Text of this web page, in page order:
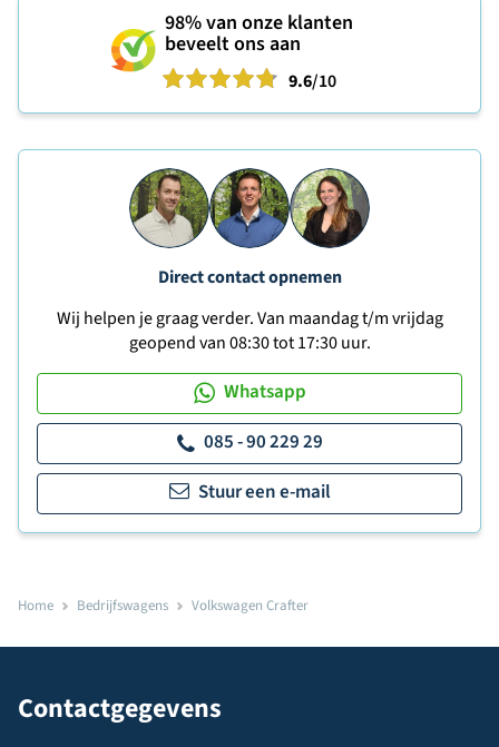
98%van onze klanten
beveelt ons aan
9.6/10
Direct contact opnemen
Wij helpen je graag verder. Van maandag t/m vrijdag
geopend van 08:30 tot 17:30 uur.
Whatsapp
085 - 90 229 29
Stuur een e-mail
Home Bedrijfswagens Volkswagen Crafter
Contactgegevens